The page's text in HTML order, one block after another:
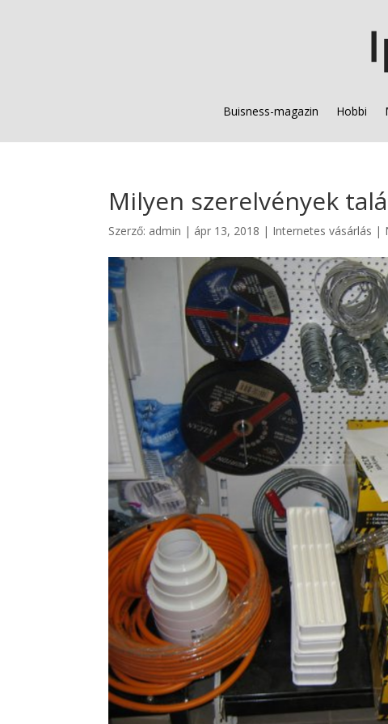
Buisness-magazin Hobbi
Milyen szerelvények
Szerző: admin | ápr 13, 2018 | Internetes vásárlás |